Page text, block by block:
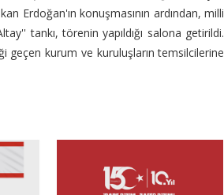
Erdoğan'ın konuşmasının ardından, milli
tankı, törenin yapıldığı salona getirildi.
geçen kurum ve kuruluşların temsilcilerine